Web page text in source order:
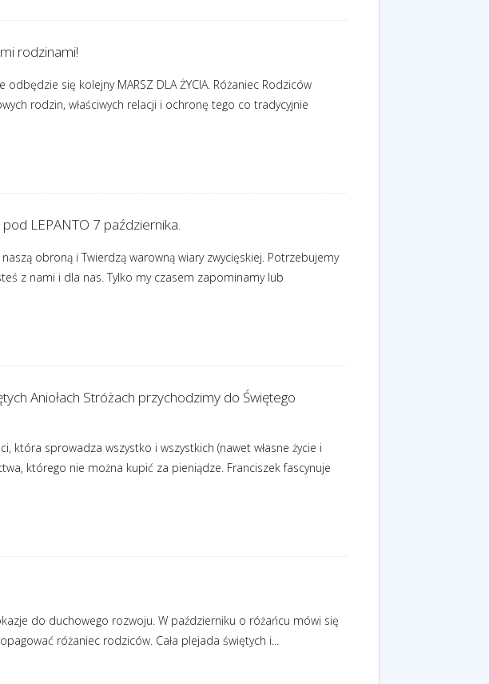
rodzinami!
się kolejny MARSZ DLA ŻYCIA. Różaniec Rodziców
rodzin, właściwych relacji i ochronę tego co tradycyjnie
LEPANTO 7 października.
obroną i Twierdzą warowną wiary zwycięskiej. Potrzebujemy
z nami i dla nas. Tylko my czasem zapominamy lub
Aniołach Stróżach przychodzimy do Świętego
która sprowadza wszystko i wszystkich (nawet własne życie i
którego nie można kupić za pieniądze. Franciszek fascynuje
do duchowego rozwoju. W październiku o różańcu mówi się
różaniec rodziców. Cała plejada świętych i...